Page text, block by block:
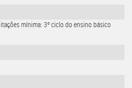
mínima: 3º ciclo do ensino básico